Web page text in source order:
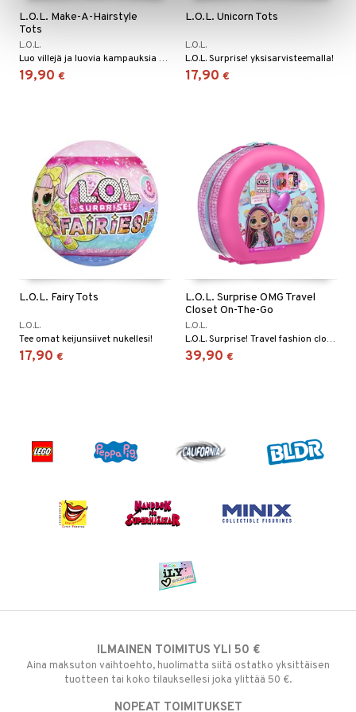
L.O.L. Make-A-Hairstyle
Tots
L.O.L.
Luo villejä ja luovia kampauksia helmien avulla!
19,90 €
L.O.L. Unicorn Tots
L.O.L.
L.O.L. Surprise! yksisarvisteemalla!
17,90 €
L.O.L. Fairy Tots
L.O.L.
Tee omat keijunsiivet nukellesi!
17,90 €
L.O.L. Surprise OMG Travel
Closet On-The-Go
L.O.L.
L.O.L. Surprise! Travel fashion closet on-the-go leikkisettiin matkateemalla.
39,90 €
ILMAINEN TOIMITUS YLI 50 €
Aina maksuton vaihtoehto, huolimatta siitä ostatko yksittäisen
tuotteen tai koko tilauksellesi joka ylittää 50 €.
NOPEAT TOIMITUKSET